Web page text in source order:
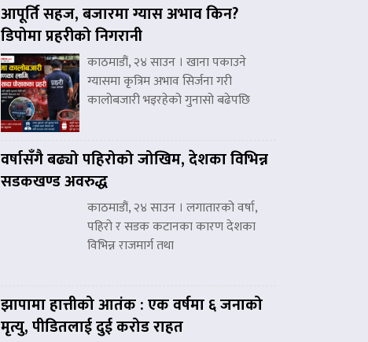
आपूर्ति सहज, बजारमा ग्यास अभाव किन?
डिपोमा प्रहरीको निगरानी
काठमाडौं, २४ साउन । खाना पकाउने
ग्यासमा कृत्रिम अभाव सिर्जना गरी
कालोबजारी भइरहेको गुनासो बढेपछि
वर्षासँगै बढ्यो पहिरोको जोखिम, देशका विभिन्न
सडकखण्ड अवरुद्ध
काठमाडौं, २४ साउन । लगातारको वर्षा,
पहिरो र सडक कटानका कारण देशका
विभिन्न राजमार्ग तथा
झापामा हात्तीको आतंक : एक वर्षमा ६ जनाको
मृत्यु, पीडितलाई दुई करोड राहत